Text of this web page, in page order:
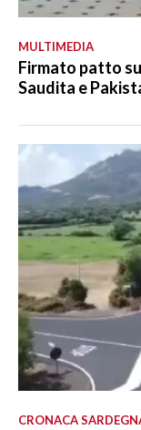
MULTIMEDIA
Firmato patto
Saudita e
CRONACA